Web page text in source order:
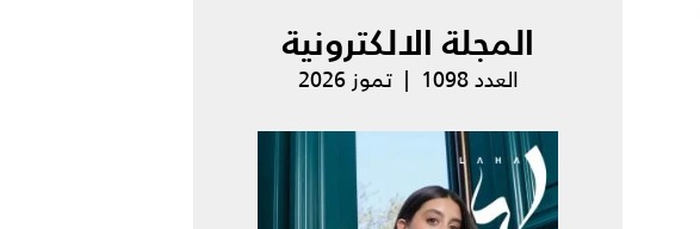
المجلة الالكترونية
العدد 1098 | تموز 2026